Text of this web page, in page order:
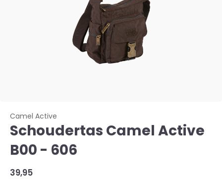
Camel Active
Schoudertas Camel Active
B00 - 606
39,95